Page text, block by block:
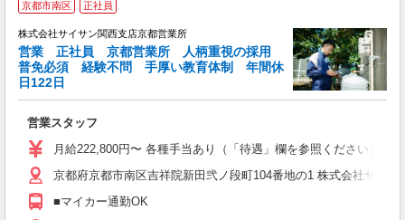
京都市南区 正社員
株式会社サイサン関西支店京都営業所
営業 正社員 京都営業所 人柄重視の採用
普免必須 経験不問 手厚い教育体制 年間休
日122日
営業スタッフ
月給222,800円〜 各種手当あり（「待遇」欄を参照ください） ※
京都府京都市南区吉祥院新田弐ノ段町104番地の1 株式会社サイ
■マイカー通勤OK